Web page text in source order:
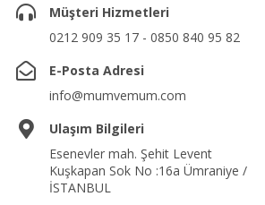
Müşteri Hizmetleri
0212 909 35 17 - 0850 840 95 82
E-Posta Adresi
info@mumvemum.com
Ulaşım Bilgileri
Esenevler mah. Şehit Levent
Kuşkapan Sok No :16a Ümraniye /
İSTANBUL